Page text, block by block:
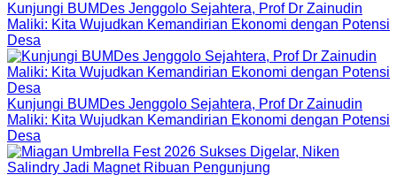
Kunjungi BUMDes Jenggolo Sejahtera, Prof Dr Zainudin
Maliki: Kita Wujudkan Kemandirian Ekonomi dengan Potensi
Desa
Kunjungi BUMDes Jenggolo Sejahtera, Prof Dr Zainudin
Maliki: Kita Wujudkan Kemandirian Ekonomi dengan Potensi
Desa